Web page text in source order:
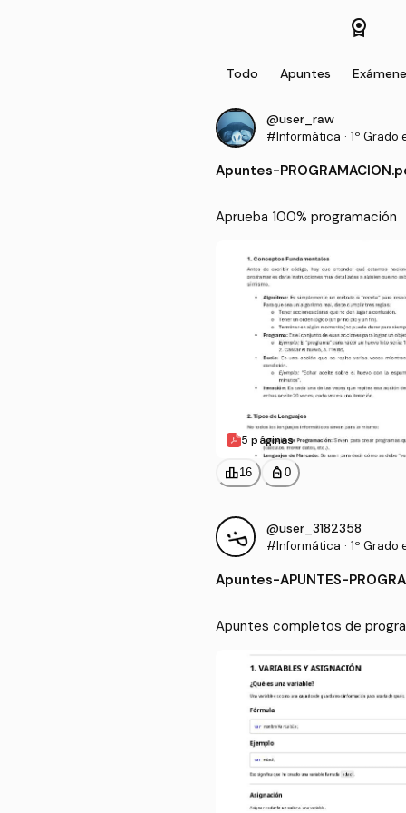
license
Todo Apuntes
@user_raw
#Informática · 1º Grado
Apuntes-
Aprueba 100% programación
5 páginas
leaderboard16 personal_bag 0
@user_3182358
#Informática · 1º Grado
Apuntes-APUNTES-